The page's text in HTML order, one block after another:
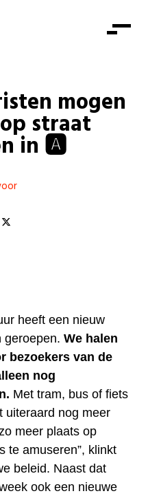
mogen
straat
in 🅰
heeft een nieuw
geroepen. We halen
bezoekers van de
nog
Met tram, bus of fiets
uiteraard nog meer
meer plaats op
te amuseren”, klinkt
beleid. Naast dat
ook een nieuwe